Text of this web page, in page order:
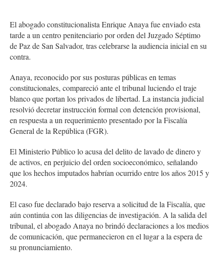
El abogado constitucionalista Enrique Anaya fue enviado esta
tarde a un centro penitenciario por orden del Juzgado Séptimo
de Paz de San Salvador, tras celebrarse la audiencia inicial en su
contra.
Anaya, reconocido por sus posturas públicas en temas
constitucionales, compareció ante el tribunal luciendo el traje
blanco que portan los privados de libertad. La instancia judicial
resolvió decretar instrucción formal con detención provisional,
en respuesta a un requerimiento presentado por la Fiscalía
General de la República (FGR).
El Ministerio Público lo acusa del delito de lavado de dinero y
de activos, en perjuicio del orden socioeconómico, señalando
que los hechos imputados habrían ocurrido entre los años 2015 y
2024.
El caso fue declarado bajo reserva a solicitud de la Fiscalía, que
aún continúa con las diligencias de investigación. A la salida del
tribunal, el abogado Anaya no brindó declaraciones a los medios
de comunicación, que permanecieron en el lugar a la espera de
su pronunciamiento.